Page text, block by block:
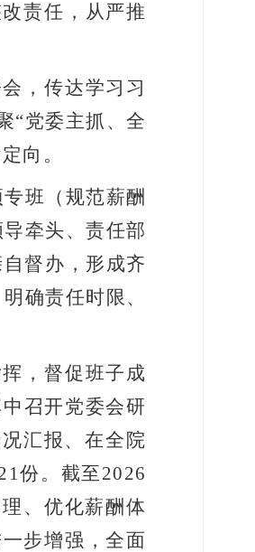
责任，从严推
，传达学习习
“党委主抓、全
向。
班（规范薪酬
牵头、责任部
督办，形成齐
确责任时限、
，督促班子成
召开党委会研
汇报、在全院
份。截至2026
、优化薪酬体
步增强，全面